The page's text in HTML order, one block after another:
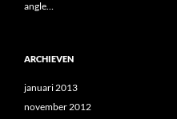
angle…
ARCHIEVEN
januari 2013
november 2012